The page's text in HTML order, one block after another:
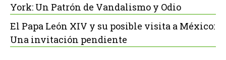
York: Un Patrón de Vandalismo y Odio
El Papa León XIV y su posible visita a México:
Una invitación pendiente